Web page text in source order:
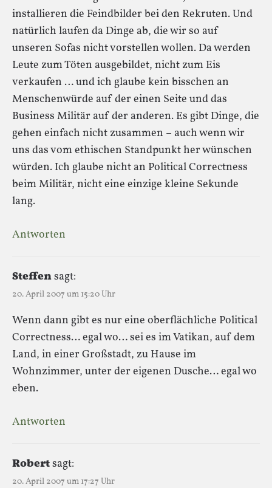
installieren die Feindbilder bei den Rekruten. Und
natürlich laufen da Dinge ab, die wir so auf
unseren Sofas nicht vorstellen wollen. Da werden
Leute zum Töten ausgebildet, nicht zum Eis
verkaufen … und ich glaube kein bisschen an
Menschenwürde auf der einen Seite und das
Business Militär auf der anderen. Es gibt Dinge, die
gehen einfach nicht zusammen – auch wenn wir
uns das vom ethischen Standpunkt her wünschen
würden. Ich glaube nicht an Political Correctness
beim Militär, nicht eine einzige kleine Sekunde
lang.
Antworten
Steffensagt:
20. April 2007 um 15:20 Uhr
Wenn dann gibt es nur eine oberflächliche Political
Correctness… egal wo… sei es im Vatikan, auf dem
Land, in einer Großstadt, zu Hause im
Wohnzimmer, unter der eigenen Dusche… egal wo
eben.
Antworten
Robertsagt:
20. April 2007 um 17:27 Uhr